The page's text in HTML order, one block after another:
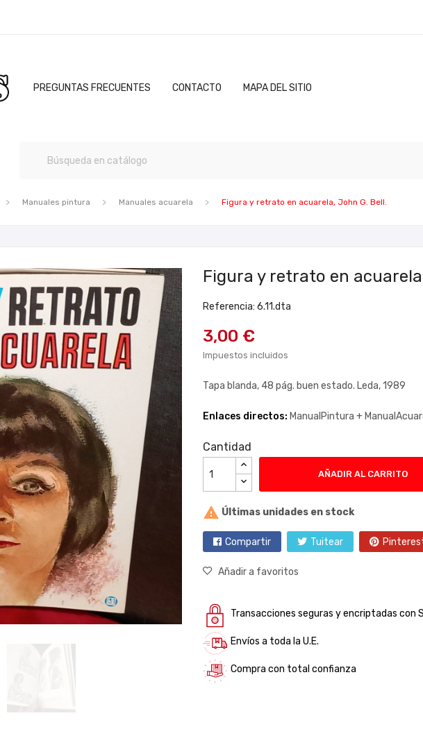
PREGUNTAS FRECUENTES CONTACTO MAPA DEL SITIO
Manuales pintura Manuales acuarela Figura y retrato en acuarela, John G. Bell.
Figura y retrato en
Referencia: 6.11.dta
3,00 €
Impuestos incluidos
Tapa blanda, 48 pág. buen estado. Leda, 1989
Enlaces directos: ManualPintura +
Cantidad
AÑADIR AL CARRITO
 Últimas unidades en stock
Compartir Tuitear
Añadir a favoritos
Transacciones seguras y encriptadas con
Envíos a toda la U.E.
Compra con total confianza